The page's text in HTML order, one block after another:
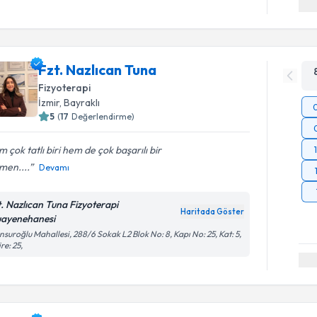
Fzt. Nazlıcan Tuna
Fizyoterapi
İzmir, Bayraklı
5 (17 Değerlendirme)
çok tatlı biri hem de çok başarılı bir
Devamı
Nazlıcan Tuna Fizyoterapi
Haritada Göster
Mahallesi, 288/6 Sokak L2 Blok No: 8, Kapı No: 25, Kat: 5,
25,